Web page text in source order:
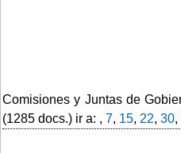
Comisiones y Juntas de
(1285 docs.) ir a: , 7, 15, 22, 30,